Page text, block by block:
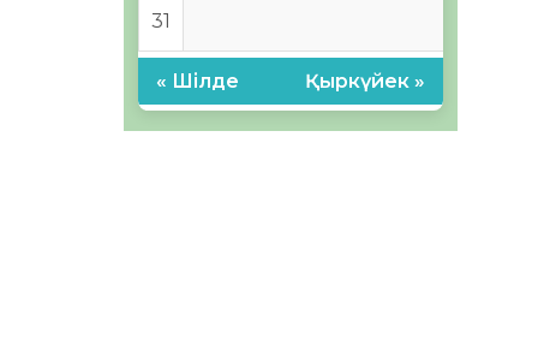
31
« Шілде Қыркүйек »